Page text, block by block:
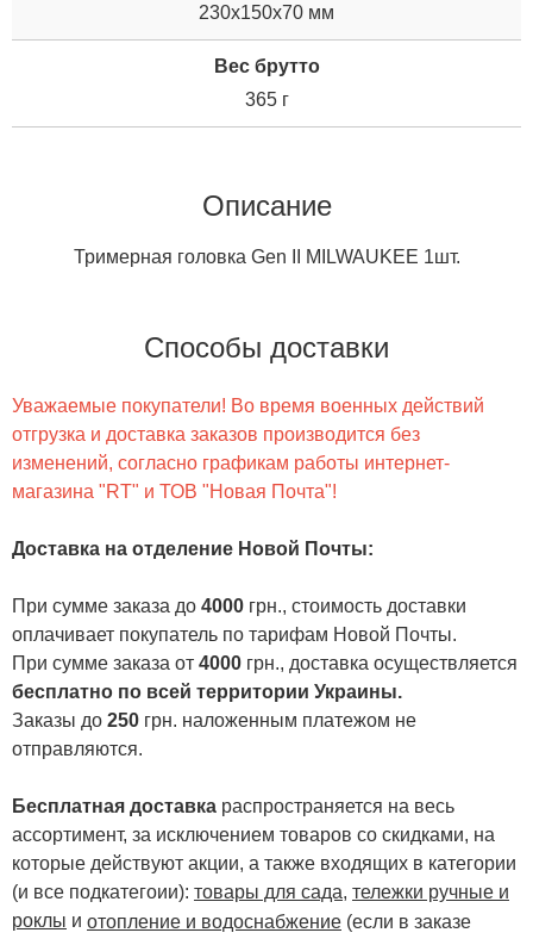
230x150x70 мм
Вес брутто
365 г
Описание
Тримерная головка Gen II MILWAUKEE 1шт.
Способы доставки
Уважаемые покупатели! Во время военных действий
отгрузка и доставка заказов производится без
изменений, согласно графикам работы интернет-
магазина "RT" и ТОВ "Новая Почта"!
Доставка на отделение Новой Почты:
При сумме заказа до 4000 грн., стоимость доставки
оплачивает покупатель по тарифам Новой Почты.
При сумме заказа от 4000 грн., доставка осуществляется
бесплатно по всей территории Украины.
Заказы до 250 грн. наложенным платежом не
отправляются.
Бесплатная доставка распространяется на весь
ассортимент, за исключением товаров со скидками, на
которые действуют акции, а также входящих в категории
(и все подкатегоии): товары для сада, тележки ручные и
роклы и отопление и водоснабжение (если в заказе